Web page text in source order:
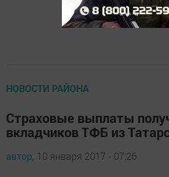
НОВОСТИ РАЙОНА
Страховые выплаты
вкладчиков ТФБ из
автор, 10 января 2017 - 07:26